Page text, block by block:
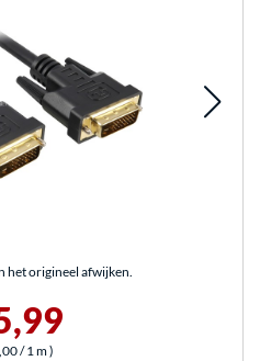
het origineel afwijken.
/ 1 m)